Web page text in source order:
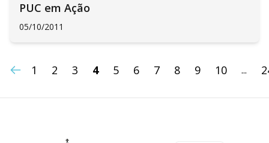
PUC em Ação
05/10/2011
1 2 3 4 5 6 7 8 9 10 ...